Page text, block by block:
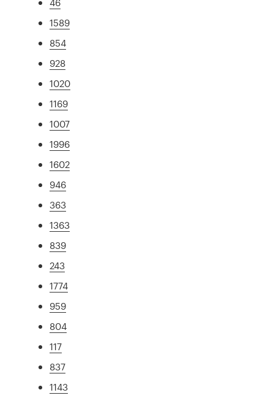
1589
854
928
1020
1169
1007
1996
1602
946
363
1363
839
243
1774
959
804
117
837
1143